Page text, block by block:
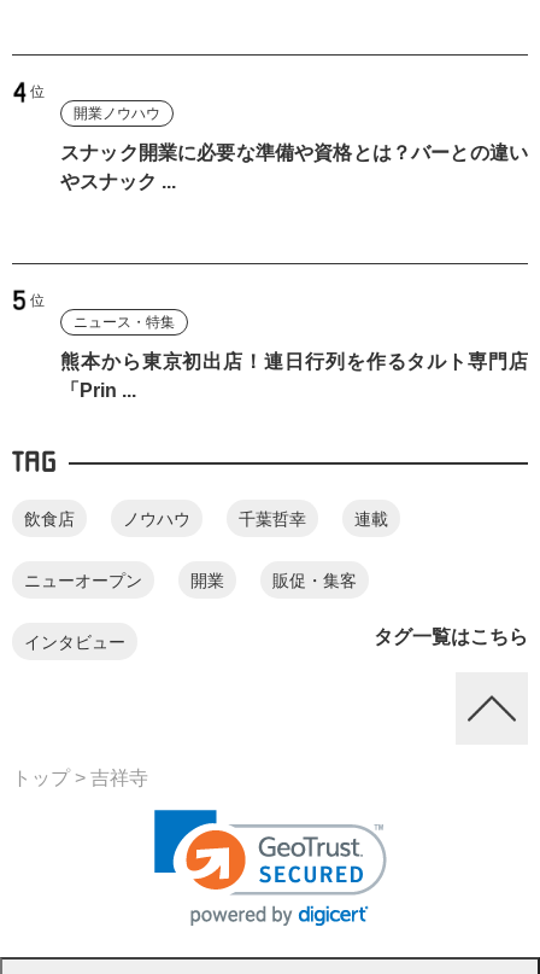
開業ノウハウ
スナック開業に必要な準備や資格とは？バーとの違い
やスナック ...
ニュース・特集
熊本から東京初出店！連日行列を作るタルト専門店
「Prin ...
TAG
飲食店 ノウハウ 千葉哲幸 連載
ニューオープン 開業 販促・集客
インタビュー タグ一覧はこちら
トップ> 吉祥寺